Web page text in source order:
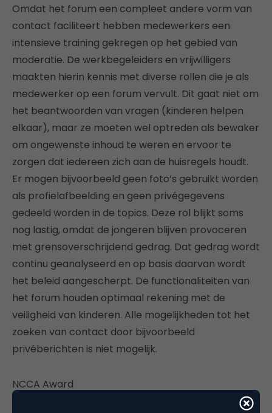
Omdat het forum een compleet andere vorm van
contact faciliteert hebben medewerkers een
intensieve training gekregen op het gebied van
moderatie. De werkbegeleiders en vrijwilligers
maakten hierin kennis met diverse rollen die je als
medewerker op een forum vervult. Dit gaat niet om
het beantwoorden van vragen (kinderen helpen
elkaar), maar ze moeten wel optreden als bewaker
om ongewenste inhoud te weren en ervoor te
zorgen dat iedereen zich aan de huisregels houdt.
Er mogen bijvoorbeeld geen foto’s gebruikt worden
als profielafbeelding en geen privégegevens
gedeeld worden in de topics. Deze rol blijkt soms
nog lastig, omdat de jongeren blijven provoceren
met grensoverschrijdend gedrag. Dat gedrag wordt
continu geanalyseerd en op basis daarvan wordt
het beleid aangescherpt. De functionaliteiten van
het forum houden optimaal rekening met de
veiligheid van kinderen. Alle mogelijkheden tot het
zoeken van contact door bijvoorbeeld
privéberichten is niet mogelijk.
NCCA Award
Met de succesvolle nieuwe website en het online